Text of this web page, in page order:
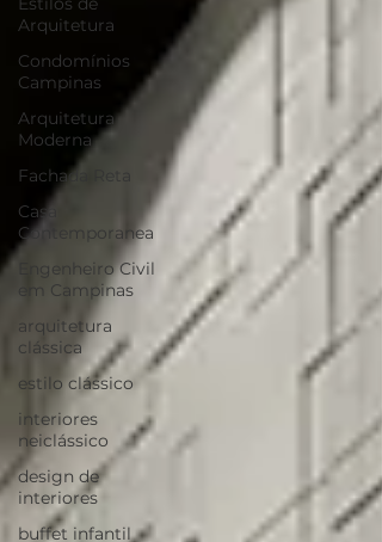
Arquitetura
Condomínios
Campinas
Arquitetura
Moderna
Fachada Reta
Casa
Contemporanea
Engenheiro Civil
em Campinas
arquitetura
clássica
estilo clássico
interiores
neiclássico
design de
interiores
buffet infantil